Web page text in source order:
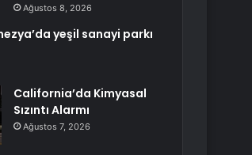
Ağustos 8, 2026
yeşil sanayi parkı
California’da Kimyasal
Sızıntı Alarmı
Ağustos 7, 2026